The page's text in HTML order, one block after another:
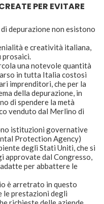
PER EVITARE
depurazione non esistono
e creatività italiana,
prosaici.
una notevole quantità
in tutta Italia costosi
imprenditori, che per la
della depurazione, in
di spendere la metà
venduto dal Merlino di
istituzioni governative
Protection Agency)
degli Stati Uniti, che si
approvate dal Congresso,
per abbattere le
è arretrato in questo
le prestazioni degli